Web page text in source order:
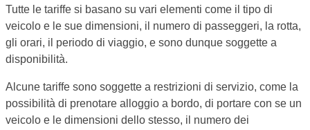
Tutte le tariffe si basano su vari elementi come il tipo di
veicolo e le sue dimensioni, il numero di passeggeri, la rotta,
gli orari, il periodo di viaggio, e sono dunque soggette a
disponibilità.
Alcune tariffe sono soggette a restrizioni di servizio, come la
possibilità di prenotare alloggio a bordo, di portare con se un
veicolo e le dimensioni dello stesso, il numero dei